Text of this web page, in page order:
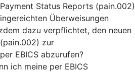
Status Reports (pain.002)
Überweisungen
dazu verpflichtet, den neuen
zur
EBICS abzurufen?
ich meine per EBICS